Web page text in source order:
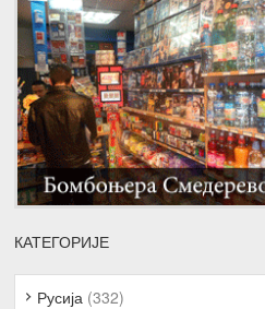
КАТЕГОРИЈЕ
Русија (332)